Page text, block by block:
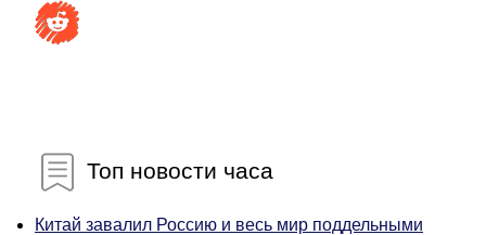
Топ новости часа
Китай завалил Россию и весь мир поддельными